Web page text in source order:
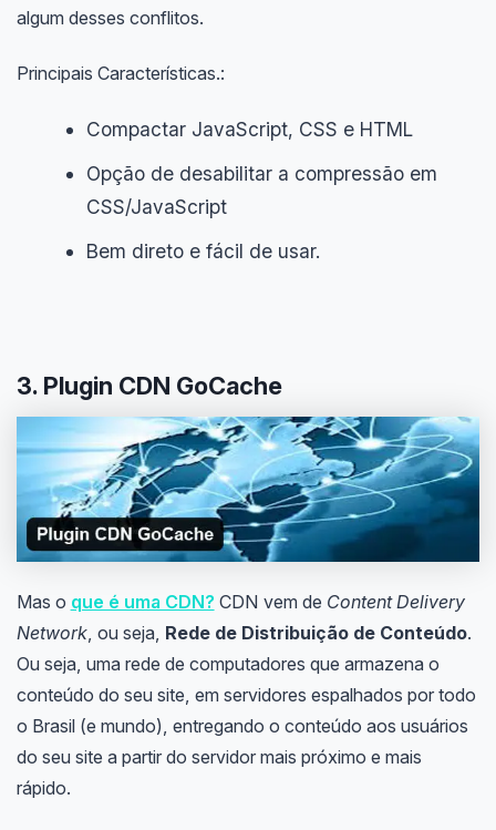
algum desses conflitos.
Principais Características.:
Compactar JavaScript, CSS e HTML
Opção de desabilitar a compressão em
CSS/JavaScript
Bem direto e fácil de usar.
3. Plugin CDN GoCache
Mas o que é uma CDN? CDN vem de Content Delivery
Network, ou seja, Rede de Distribuição de Conteúdo.
Ou seja, uma rede de computadores que armazena o
conteúdo do seu site, em servidores espalhados por todo
o Brasil (e mundo), entregando o conteúdo aos usuários
do seu site a partir do servidor mais próximo e mais
rápido.